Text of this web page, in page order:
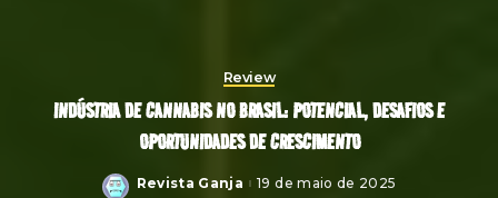
Review
INDÚSTRIA DE CANNABIS NO BRASIL: POTENCIAL, DESAFIOS E
OPORTUNIDADES DE CRESCIMENTO
Posted
Revista Ganja 19 de maio de 2025